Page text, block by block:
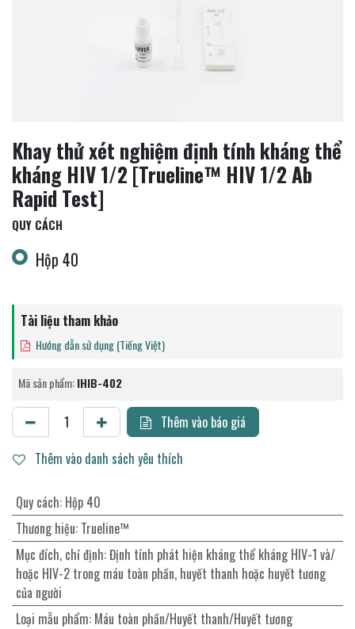
Khay thử xét nghiệm định tính kháng thể
kháng HIV 1/2 [Trueline™ HIV 1/2 Ab
Rapid Test]
QUY CÁCH
Hộp 40
Tài liệu tham khảo
Hướng dẫn sử dụng (Tiếng Việt)
Mã sản phẩm:IHIB-402
Thêm vào báo giá
Thêm vào danh sách yêu thích
Quy cách: Hộp 40
Thương hiệu: Trueline™
Mục đích, chỉ định:Định tính phát hiện kháng thể kháng HIV-1 và/
hoặc HIV-2 trong máu toàn phần, huyết thanh hoặc huyết tương
của người
Loại mẫu phẩm: Máu toàn phần/Huyết thanh/Huyết tương